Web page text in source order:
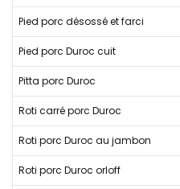
Pied porc désossé et farci
Pied porc Duroc cuit
Pitta porc Duroc
Roti carré porc Duroc
Roti porc Duroc au jambon
Roti porc Duroc orloff